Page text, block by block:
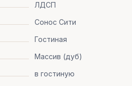
ЛДСП
Сонос Сити
Гостиная
Массив (дуб)
в гостиную